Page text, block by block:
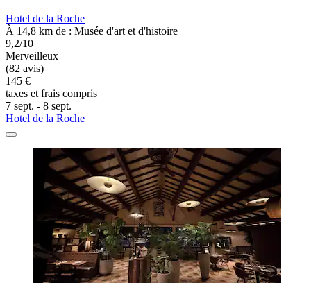
Hotel de la Roche
À 14,8 km de : Musée d'art et d'histoire
9,2/10
Merveilleux
(82 avis)
145 €
taxes et frais compris
7 sept. - 8 sept.
Hotel de la Roche